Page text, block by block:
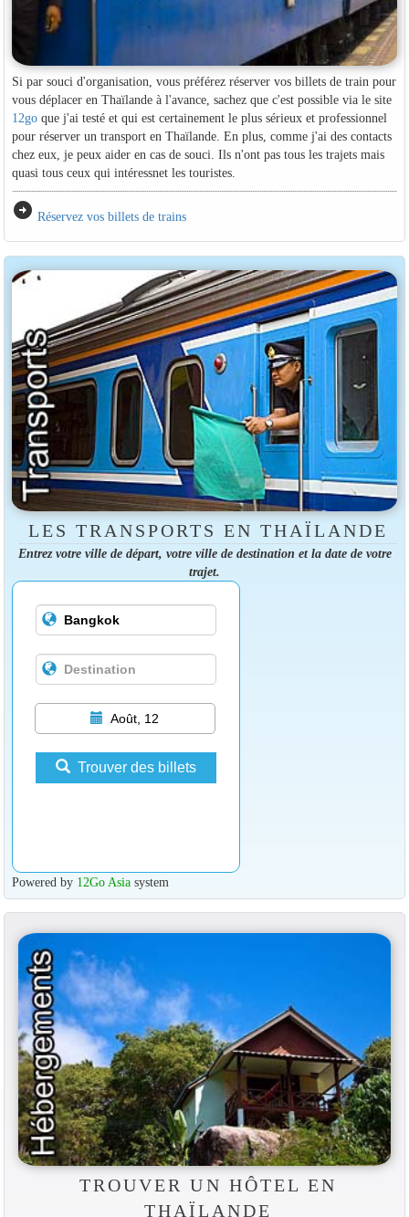
Si par souci d'organisation, vous préférez réserver vos billets de train pour
vous déplacer en Thaïlande à l'avance, sachez que c'est possible via le site
12goque j'ai testé et qui est certainement le plus sérieux et professionnel
pour réserver un transport en Thaïlande. En plus, comme j'ai des contacts
chez eux, je peux aider en cas de souci. Ils n'ont pas tous les trajets mais
quasi tous ceux qui intéressnet les touristes.
arrow_circle_right Réservez vos billets de trains
LES TRANSPORTS EN THAÏLANDE
Entrez votre ville de départ, votre ville de destination et la date de votre
trajet.
Août, 12
Trouver des billets
Powered by 12Go Asiasystem
TROUVER UN HÔTEL EN
THAÏLANDE